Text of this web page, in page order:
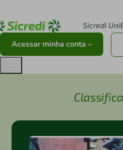
Sicredi
Acessar minha conta